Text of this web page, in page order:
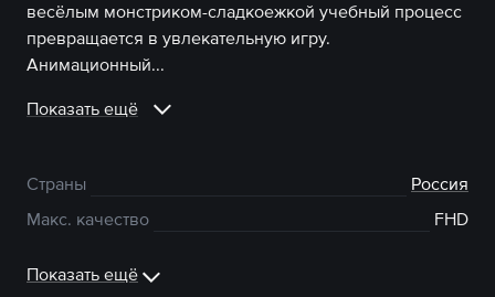
весёлым монстриком-сладкоежкой учебный процесс
превращается в увлекательную игру.
Анимационный...
Показать ещё
Страны
Россия
Макс. качество
FHD
Показать ещё